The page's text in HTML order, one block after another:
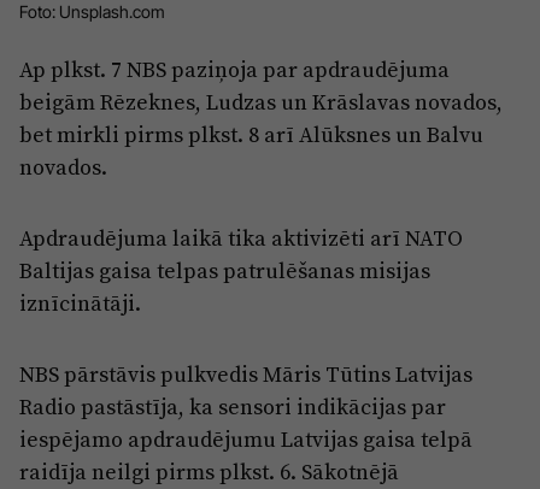
Privātuma politika
Ētikas kodekss
Pārredzamības paziņojumi
Sludinājumi
Foto: Unsplash.com
Ap plkst. 7 NBS paziņoja par apdraudējuma
beigām Rēzeknes, Ludzas un Krāslavas novados,
bet mirkli pirms plkst. 8 arī Alūksnes un Balvu
novados.
Apdraudējuma laikā tika aktivizēti arī NATO
Baltijas gaisa telpas patrulēšanas misijas
iznīcinātāji.
NBS pārstāvis pulkvedis Māris Tūtins Latvijas
Radio pastāstīja, ka sensori indikācijas par
iespējamo apdraudējumu Latvijas gaisa telpā
raidīja neilgi pirms plkst. 6. Sākotnējā